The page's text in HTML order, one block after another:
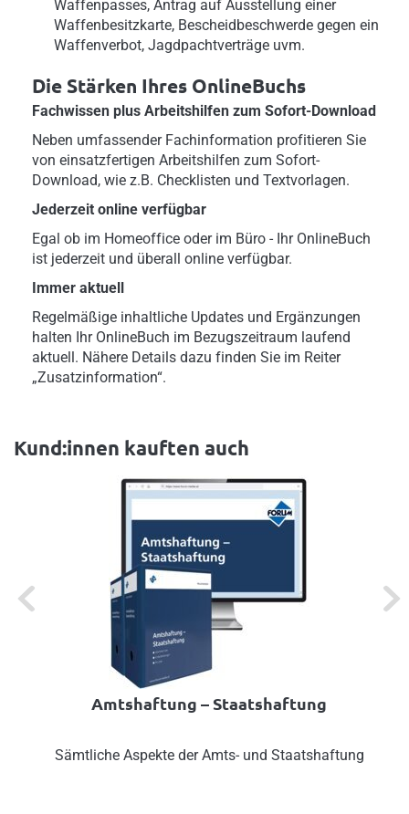
Waffenpasses, Antrag auf Ausstellung einer
Waffenbesitzkarte, Bescheidbeschwerde gegen ein
Waffenverbot, Jagdpachtverträge uvm.
Die Stärken Ihres OnlineBuchs
Fachwissen plus Arbeitshilfen zum Sofort-Download
Neben umfassender Fachinformation profitieren Sie
von einsatzfertigen Arbeitshilfen zum Sofort-
Download, wie z.B. Checklisten und Textvorlagen.
Jederzeit online verfügbar
Egal ob im Homeoffice oder im Büro - Ihr OnlineBuch
ist jederzeit und überall online verfügbar.
Immer aktuell
Regelmäßige inhaltliche Updates und Ergänzungen
halten Ihr OnlineBuch im Bezugszeitraum laufend
aktuell. Nähere Details dazu finden Sie im Reiter
„Zusatzinformation“.
Kund:innen kauften auch
Previous Next
Amtshaftung – Staatshaftung
Sämtliche Aspekte der Amts- und Staatshaftung